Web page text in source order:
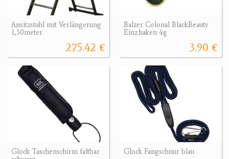
Ansitzstuhl mit Verlängerung
1,30meter
275.42 €
Balzer Colonal BlackBeauty
Einz.haken 4g
3.90 €
Glock Taschenschirm faltbar
Glock Fangschnur blau